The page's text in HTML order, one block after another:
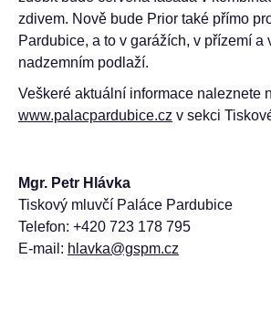
zdivem. Nově bude Prior také přímo
Pardubice, a to v garážích, v přízemí a
nadzemním podlaží.
Veškeré aktuální informace naleznete
www.palacpardubice.cz v sekci
Mgr. Petr Hlávka
Tiskový mluvčí Paláce Pardubice
Telefon: +420 723 178 795
E-mail: hlavka@gspm.cz